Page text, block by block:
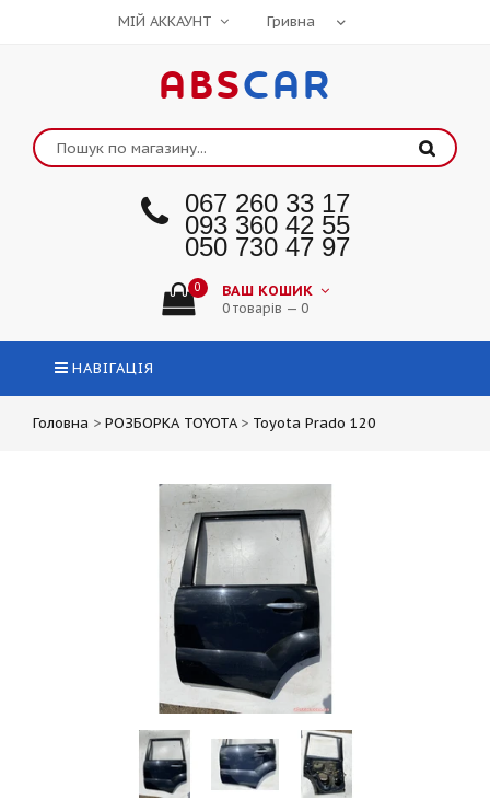
МІЙ АККАУНТ
ABSCAR
067 260 33 17
093 360 42 55
050 730 47 97
0 ВАШ КОШИК
0 товарів — 0
НАВІГАЦІЯ
Головна > РОЗБОРКА TOYOTA > Toyota Prado 120